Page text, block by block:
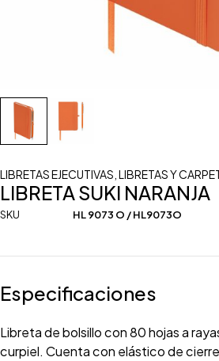
LIBRETAS EJECUTIVAS LIBRETAS Y
LIBRETA SUKI NARANJA
SKU HL 9073 O / HL9073O
Especificaciones
Libreta de bolsillo con 80 hojas a
curpiel. Cuenta con elástico de